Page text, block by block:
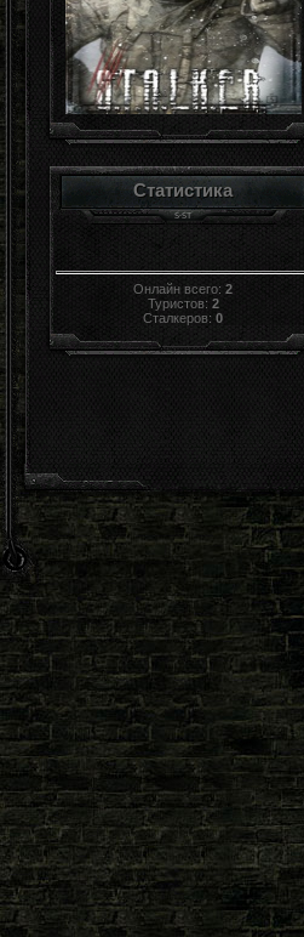
Статистика
Онлайн всего:2
Туристов: 2
Сталкеров:0